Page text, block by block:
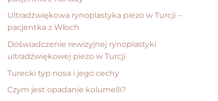
Ultradźwiękowa rynoplastyka piezo w Turcji –
pacjentka z Włoch
Doświadczenie rewizyjnej rynoplastyki
ultradźwiękowej piezo w Turcji
Turecki typ nosa i jego cechy
Czym jest opadanie kolumelli?